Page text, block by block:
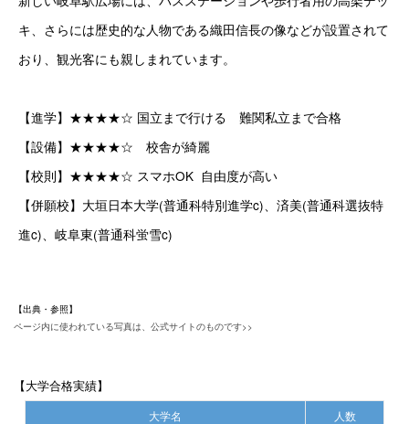
キ、さらには歴史的な人物である織田信長の像などが設置されて
おり、観光客にも親しまれています。
【進学】★★★★☆ 国立まで行ける　難関私立まで合格
【設備】★★★★☆　校舎が綺麗
【校則】★★★★☆ スマホOK  自由度が高い
【併願校】大垣日本大学(普通科特別進学c)、済美(普通科選抜特
進c)、岐阜東(普通科蛍雪c)
【出典・参照】
ページ内に使われている写真は、公式サイトのものです>>
【大学合格実績】
大学名 人数